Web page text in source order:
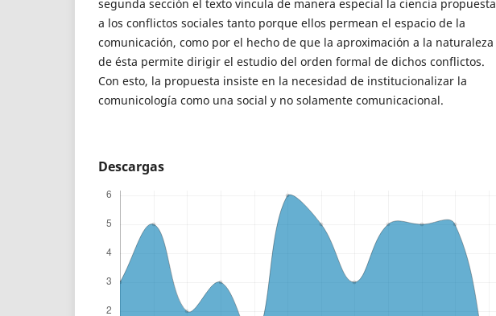
segunda sección el texto vincula de manera especial la ciencia propuesta
a los conflictos sociales tanto porque ellos permean el espacio de la
comunicación, como por el hecho de que la aproximación a la naturaleza
de ésta permite dirigir el estudio del orden formal de dichos conflictos.
Con esto, la propuesta insiste en la necesidad de institucionalizar la
comunicología como una social y no solamente comunicacional.
Descargas